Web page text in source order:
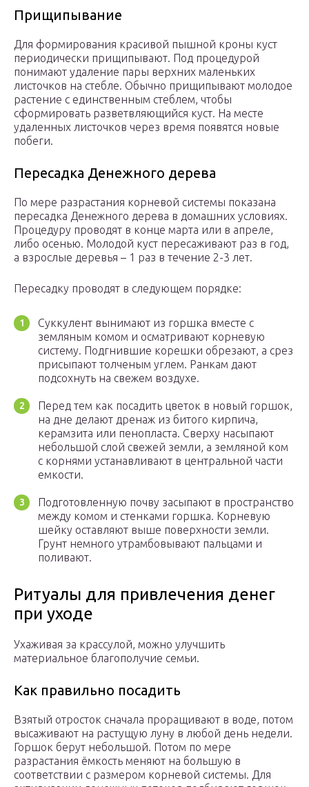
Прищипывание
Для формирования красивой пышной кроны куст
периодически прищипывают. Под процедурой
понимают удаление пары верхних маленьких
листочков на стебле. Обычно прищипывают молодое
растение с единственным стеблем, чтобы
сформировать разветвляющийся куст. На месте
удаленных листочков через время появятся новые
побеги.
Пересадка Денежного дерева
По мере разрастания корневой системы показана
пересадка Денежного дерева в домашних условиях.
Процедуру проводят в конце марта или в апреле,
либо осенью. Молодой куст пересаживают раз в год,
а взрослые деревья – 1 раз в течение 2-3 лет.
Пересадку проводят в следующем порядке:
Суккулент вынимают из горшка вместе с
земляным комом и осматривают корневую
систему. Подгнившие корешки обрезают, а срез
присыпают толченым углем. Ранкам дают
подсохнуть на свежем воздухе.
Перед тем как посадить цветок в новый горшок,
на дне делают дренаж из битого кирпича,
керамзита или пенопласта. Сверху насыпают
небольшой слой свежей земли, а земляной ком
с корнями устанавливают в центральной части
емкости.
Подготовленную почву засыпают в пространство
между комом и стенками горшка. Корневую
шейку оставляют выше поверхности земли.
Грунт немного утрамбовывают пальцами и
поливают.
Ритуалы для привлечения денег
при уходе
Ухаживая за крассулой, можно улучшить
материальное благополучие семьи.
Как правильно посадить
Взятый отросток сначала проращивают в воде, потом
высаживают на растущую луну в любой день недели.
Горшок берут небольшой. Потом по мере
разрастания ёмкость меняют на большую в
соответствии с размером корневой системы. Для